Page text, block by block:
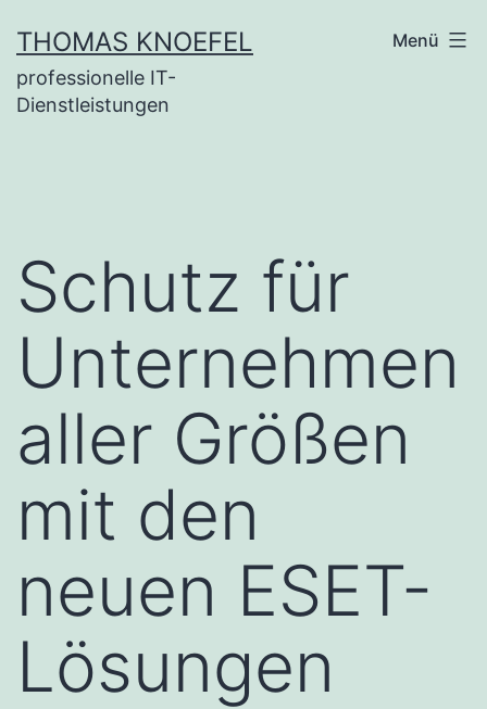
Inhalt
springen
THOMAS KNOEFEL
professionelle IT-
Dienstleistungen
Menü
Schutz für
Unternehmen
aller Größen
mit den
neuen ESET-
Lösungen